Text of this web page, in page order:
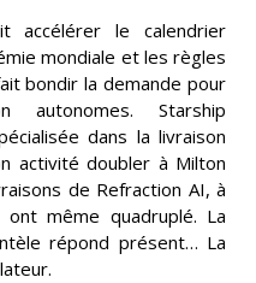
accélérer le calendrier
mondiale et les règles
bondir la demande pour
autonomes. Starship
dans la livraison
activité doubler à Milton
de Refraction AI, à
même quadruplé. La
répond présent… La